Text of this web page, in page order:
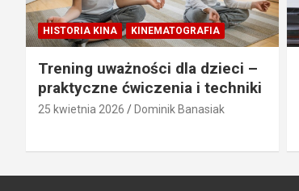
HISTORIA KINA KINEMATOGRAFIA
Trening uważności dla dzieci –
praktyczne ćwiczenia i techniki
25 kwietnia 2026 Dominik Banasiak